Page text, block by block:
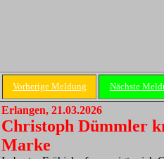
Vorherige Meldung Nächste
Erlangen, 21.03.2026
Christoph Dümmler
Marke